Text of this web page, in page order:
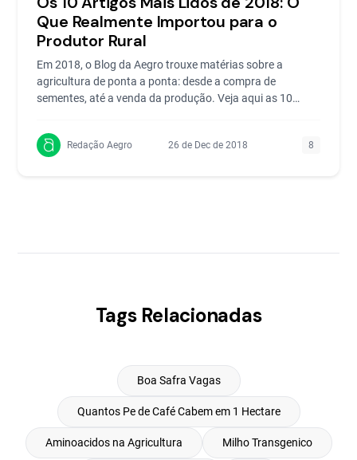
Que Realmente Importou para o
Produtor Rural
Em 2018, o Blog da Aegro trouxe matérias sobre a
agricultura de ponta a ponta: desde a compra de
sementes, até a venda da produção. Veja aqui as 10
Redação Aegro 26 de Dec de 2018 8
Tags Relacionadas
Boa Safra Vagas
Quantos Pe de Café Cabem em 1 Hectare
Aminoacidos na Agricultura Milho Transgenico